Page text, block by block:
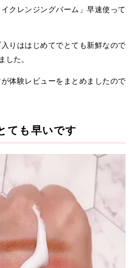
クレンジングバーム」早速使って
りははじめてでとても新鮮なので
した。
体験レビューをまとめましたので
ても早いです